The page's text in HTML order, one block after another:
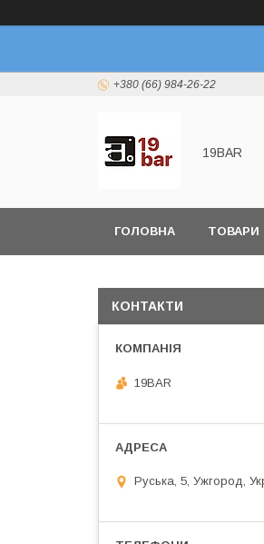
+380 (66) 984-26-22
19BAR
ГОЛОВНА ТОВАРИ
КОНТАКТИ
19BAR
Руська, 5, Ужгород,